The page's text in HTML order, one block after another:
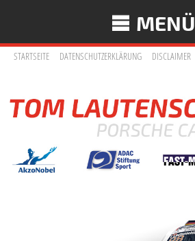
MENÜ
STARTSEITE DATENSCHUTZERKLÄRUNG DISCLAIMER